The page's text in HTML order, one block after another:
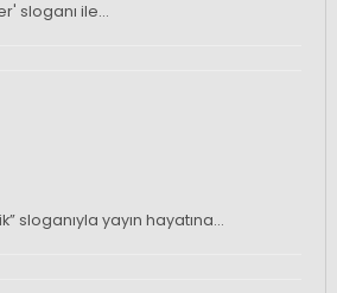
sloganı ile…
sloganıyla yayın hayatına…